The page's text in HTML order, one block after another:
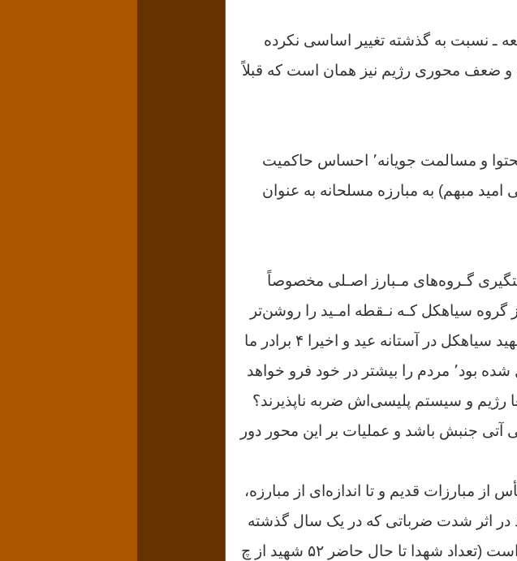
ـ‌ نسبت به گذشته تغییر اساسی نکرده
و ضعف محوری رژیم نیز همان است که قبلاً
مشخصات جامعه ما نظیر گذشته یأس از مبارزات بی محتوا و مسالمت جویانه٬ احساس حاکمیت
مبهم) به مبارزه مسلحانه به عنوان
گـروه‌های مـبارز اصـلی مخصوصاً
گروه سیاهکل کـه نـقطه امـید را روشن‌تر
برادر ما
در خود فرو
خواهد
رژیم و سیستم پلیسی‌اش ضربه ناپذیرند؟
جنبش باشد و عملیات بر این محور دور
مبارزات قدیم و تا اندازه‌ای از مبارزه،
در اثر شدت ضرباتی که در یک سال گذشته
به گروه‌های مبارز وارد شده٬ در ابهام بیشتری فرو رفته‌است (تعداد شهدا تا حال حاضر ۵۲ شهید از چ